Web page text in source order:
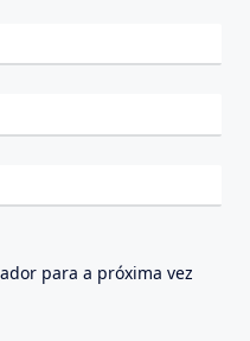
para a próxima vez